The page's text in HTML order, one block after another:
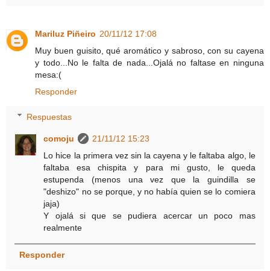
Mariluz Piñeiro 20/11/12 17:08
Muy buen guisito, qué aromático y sabroso, con su cayena
y todo...No le falta de nada...Ojalá no faltase en ninguna
mesa:(
Responder
Respuestas
comoju
21/11/12 15:23
Lo hice la primera vez sin la cayena y le faltaba algo, le
faltaba esa chispita y para mi gusto, le queda
estupenda (menos una vez que la guindilla se
"deshizo" no se porque, y no había quien se lo comiera
jaja)
Y ojalá si que se pudiera acercar un poco mas
realmente
Responder